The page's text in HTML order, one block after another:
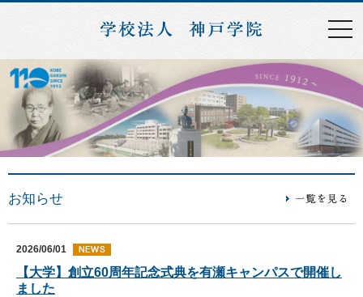
お知らせ
2026/06/01
【大学】創立60周年記念式典を有瀬キャンパスで開催し
ました